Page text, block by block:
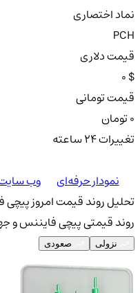
نماد اختصاری
PCH
قیمت دلاری
0 $
قیمت تومانی
تغییرات ۲۴ ساعته
نمودار حرفه‌ای
وب سایت
تحلیل روند قیمت امروز پیچی
روند قیمتی پیچی فایننس و
نزولی صعودی